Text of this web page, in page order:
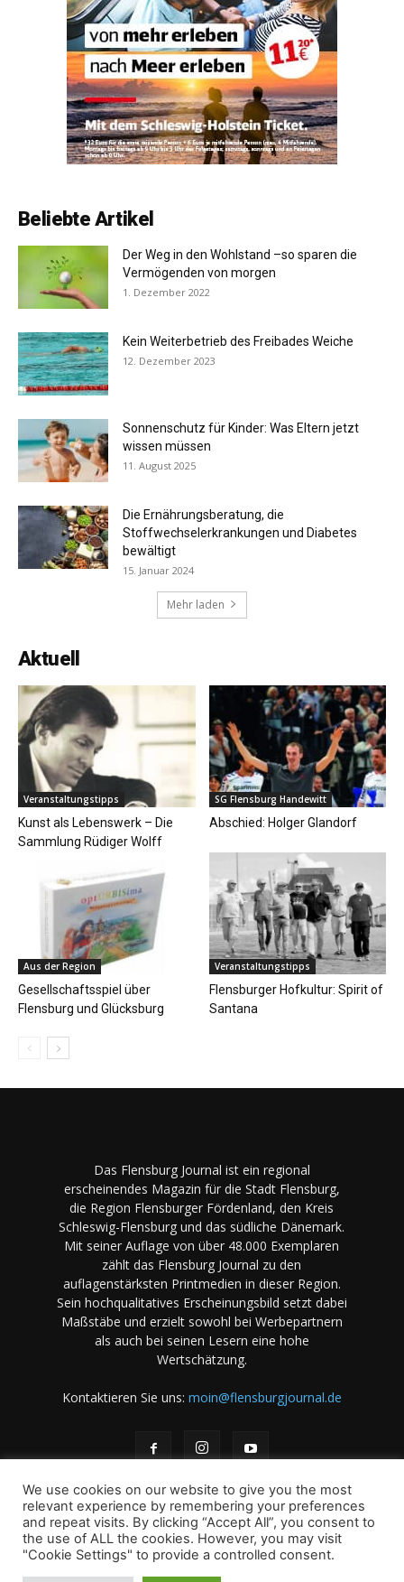
Beliebte Artikel
Der Weg in den Wohlstand –so sparen die
Vermögenden von morgen
1. Dezember 2022
Kein Weiterbetrieb des Freibades Weiche
12. Dezember 2023
Sonnenschutz für Kinder: Was Eltern jetzt
wissen müssen
11. August 2025
Die Ernährungsberatung, die
Stoffwechselerkrankungen und Diabetes
bewältigt
15. Januar 2024
Mehr laden
Aktuell
Veranstaltungstipps
Kunst als Lebenswerk – Die
Sammlung Rüdiger Wolff
SG Flensburg Handewitt
Abschied: Holger Glandorf
Aus der Region
Gesellschaftsspiel über
Flensburg und Glücksburg
Veranstaltungstipps
Flensburger Hofkultur: Spirit of
Santana
Das Flensburg Journal ist ein regional
erscheinendes Magazin für die Stadt Flensburg,
die Region Flensburger Fördenland, den Kreis
Schleswig-Flensburg und das südliche Dänemark.
Mit seiner Auflage von über 48.000 Exemplaren
zählt das Flensburg Journal zu den
auflagenstärksten Printmedien in dieser Region.
Sein hochqualitatives Erscheinungsbild setzt dabei
Maßstäbe und erzielt sowohl bei Werbepartnern
als auch bei seinen Lesern eine hohe
Wertschätzung.
Kontaktieren Sie uns: moin@flensburgjournal.de
Über uns Stellenangebote Impressum
Datenschutz
Magazin-Archiv
Das Magazin Mediadaten
We use cookies on our website to give you the most
relevant experience by remembering your preferences
and repeat visits. By clicking “Accept All”, you consent to
the use of ALL the cookies. However, you may visit
"Cookie Settings" to provide a controlled consent.